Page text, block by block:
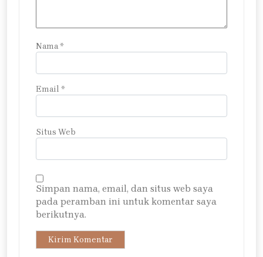
Nama*
Email *
Situs Web
Simpan nama, email, dan situs web saya
pada peramban ini untuk komentar saya
berikutnya.